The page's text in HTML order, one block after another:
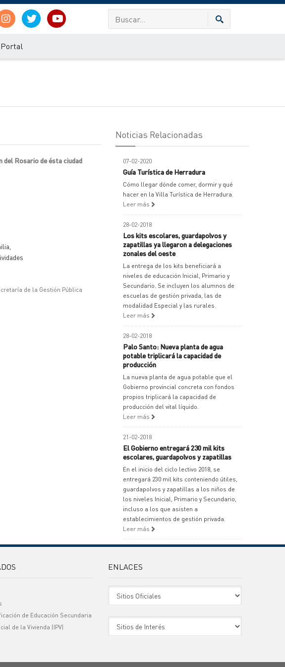
Rosario de ésta ciudad
de la Gestión Pública
Noticias Relacionadas
07-02-2020
Guía Turística de Herradura
Cómo llegar dónde comer, dormir y qué
hacer en la Villa Turística de Herradura.
Leer más
28-02-2018
Los kits escolares, guardapolvos y
zapatillas ya llegaron a delegaciones
zonales del oeste
La entrega de los kits beneficiará a
niveles de educación Inicial, Primario y
Secundario. Se incluyen los alumnos de
escuelas de gestión privada, las de
modalidad Especial y las rurales.
Leer más
28-02-2018
Palo Santo: Nueva planta de agua
potable triplicará la capacidad de
producción
La nueva planta de agua potable que el
Gobierno provincial concreta con fondos
propios triplicará la capacidad de
producción del vital líquido.
Leer más
21-02-2018
El Gobierno entregará 230 mil kits
escolares, guardapolvos y zapatillas
En el inicio del ciclo lectivo 2018, se
entregará 230 mil kits conteniendo útiles,
guardapolvos y zapatillas a los niños de
los niveles Inicial, Primario y Secundario,
incluso a los que asisten a
establecimientos de gestión privada.
Leer más
de Educación Secundaria
de la Vivienda (IPV)
ENLACES